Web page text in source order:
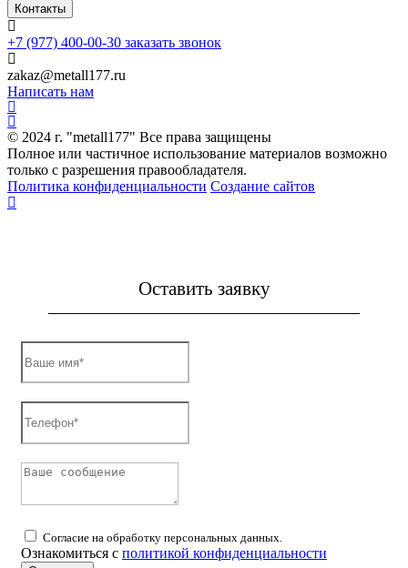
Контакты
+7 (977) 400-00-30 заказать звонок
zakaz@metall177.ru
Написать нам
© 2024 г. "metall177" Все права защищены
Полное или частичное использование материалов возможно
только с разрешения правообладателя.
Политика конфиденциальности Создание сайтов
Оставить заявку
Согласие на обработку персональных данных.
Ознакомиться с политикой конфиденциальности